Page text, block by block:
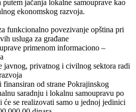
jačanja lokalne samouprave kao
ekonomskog razvoja.
funkcionalno povezivanje opština pri
usluga za građane
primenom informaciono –
privatnog i civilnog sektora radi
od strane Pokrajinskog
saradnju i lokalnu samoupravu po
se realizovati samo u jednoj jedinici